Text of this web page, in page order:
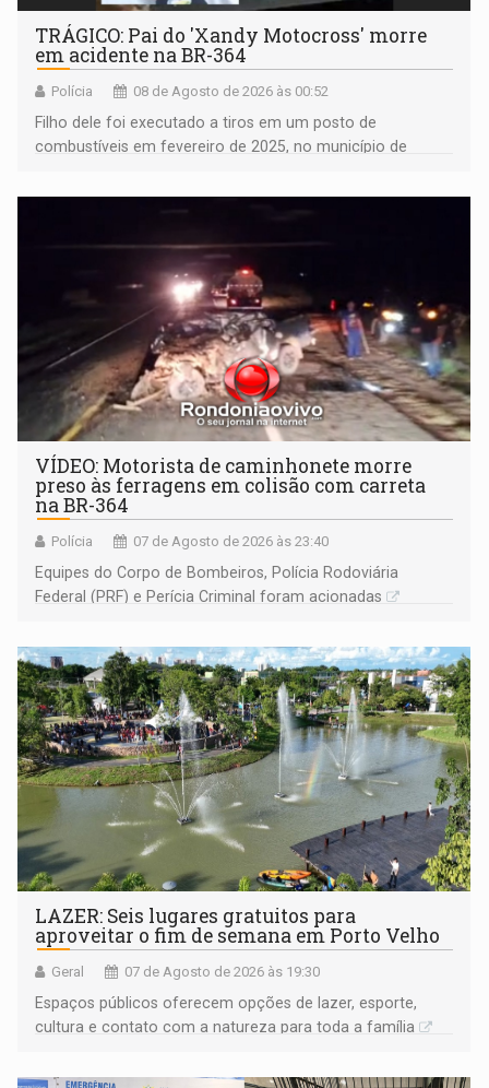
TRÁGICO: Pai do 'Xandy Motocross' morre
em acidente na BR-364
Polícia 08 de Agosto de 2026 às 00:52
Filho dele foi executado a tiros em um posto de
combustíveis em fevereiro de 2025, no município de
VÍDEO: Motorista de caminhonete morre
preso às ferragens em colisão com carreta
na BR-364
Polícia 07 de Agosto de 2026 às 23:40
Equipes do Corpo de Bombeiros, Polícia Rodoviária
Federal (PRF) e Perícia Criminal foram acionadas
LAZER: Seis lugares gratuitos para
aproveitar o fim de semana em Porto Velho
Geral 07 de Agosto de 2026 às 19:30
Espaços públicos oferecem opções de lazer, esporte,
cultura e contato com a natureza para toda a família